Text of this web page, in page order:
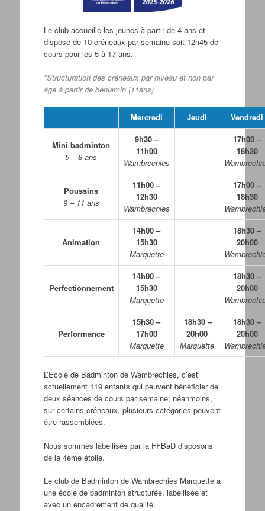
Le club accueille les jeunes à partir de 4 ans et
dispose de 10 créneaux par semaine soit 12h45 de
cours pour les 5 à 17 ans.
*Structuration des créneaux par niveau et non par
âge à partir de benjamin (11ans)
Mercredi Jeudi Vendredi
Mini badminton
5 – 8 ans
9h30 –
11h00
Wambrechies
17h00 –
18h30
Poussins
9 – 11 ans
11h00 –
12h30
Wambrechies
17h00 –
18h30
Animation
14h00 –
15h30
Marquette
18h30 –
20h00
Perfectionnement
14h00 –
15h30
Marquette
18h30 –
20h00
Performance
15h30 –
17h00
Marquette
18h30 –
20h00
Marquette
18h30 –
20h00
L’Ecole de Badminton de Wambrechies, c’est
actuellement 119 enfants qui peuvent bénéficier de
deux séances de cours par semaine; néanmoins,
sur certains créneaux, plusieurs catégories peuvent
être rassemblées.
Nous sommes labellisés par la FFBaD disposons
de la 4ème étoile.
Le club de Badminton de Wambrechies Marquette a
une école de badminton structurée, labellisée et
avec un encadrement de qualité.